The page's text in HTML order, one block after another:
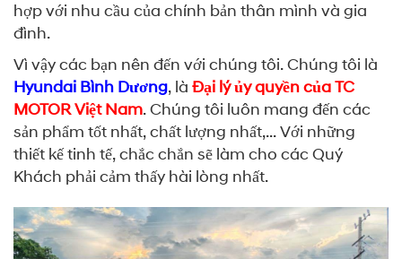
hợp với nhu cầu của chính bản thân mình và gia
đình.
Vì vậy các bạn nên đến với chúng tôi. Chúng tôi là
Hyundai Bình Dương, là Đại lý ủy quyền của TC
MOTORViệt Nam. Chúng tôi luôn mang đến các
sản phẩm tốt nhất, chất lượng nhất,... Với những
thiết kế tinh tế, chắc chắn sẽ làm cho các Quý
Khách phải cảm thấy hài lòng nhất.